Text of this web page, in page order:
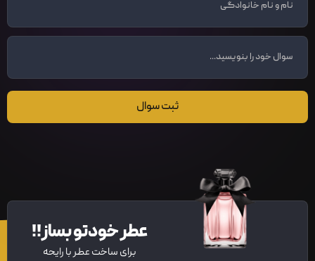
ثبت سوال
عطر خودتو بساز!!
برای ساخت عطر با رایحه